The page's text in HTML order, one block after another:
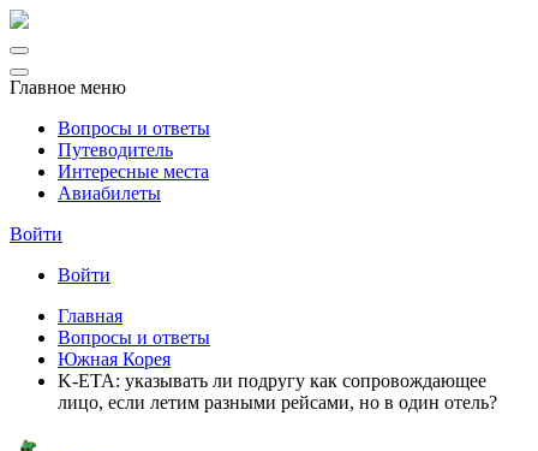
Главное меню
Вопросы и ответы
Путеводитель
Интересные места
Авиабилеты
Войти
Войти
Главная
Вопросы и ответы
Южная Корея
K-ETA: указывать ли подругу как сопровождающее
лицо, если летим разными рейсами, но в один отель?